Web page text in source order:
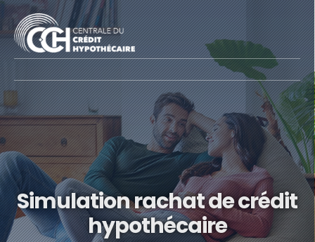
Simulation rachat de crédit
hypothécaire